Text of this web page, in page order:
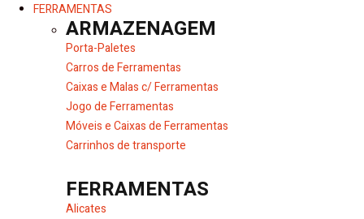
FERRAMENTAS
ARMAZENAGEM
Porta-Paletes
Carros de Ferramentas
Caixas e Malas c/ Ferramentas
Jogo de Ferramentas
Móveis e Caixas de Ferramentas
Carrinhos de transporte
FERRAMENTAS
Alicates